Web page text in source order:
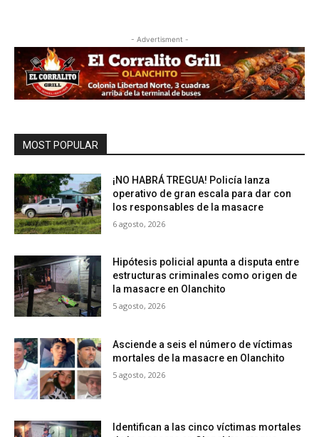
- Advertisment -
MOST POPULAR
¡NO HABRÁ TREGUA! Policía lanza
operativo de gran escala para dar con
los responsables de la masacre
6 agosto, 2026
Hipótesis policial apunta a disputa entre
estructuras criminales como origen de
la masacre en Olanchito
5 agosto, 2026
Asciende a seis el número de víctimas
mortales de la masacre en Olanchito
5 agosto, 2026
Identifican a las cinco víctimas mortales